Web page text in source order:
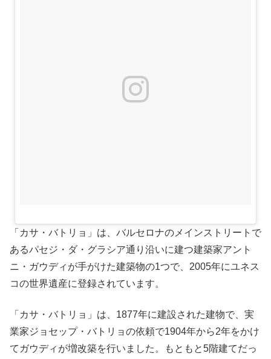
「カサ・バトリョ」は、バルセロナのメインストリートで
あるパセジ・ダ・グラシア通り沿いに建つ建築家アント
ニ・ガウディが手がけた建築物の1つで、2005年にユネス
コの世界遺産に登録されています。
「カサ・バトリョ」は、1877年に建設された建物で、実
業家ジョセップ・バトリョの依頼で1904年から2年をかけ
てガウディが増改築を行いました。もともと5階建てだっ